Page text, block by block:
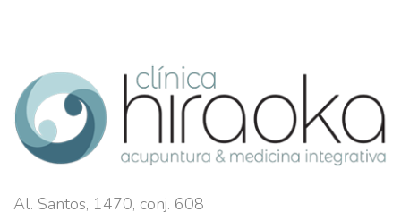
Al. Santos, 1470, conj. 608